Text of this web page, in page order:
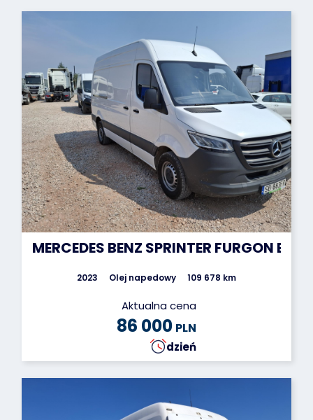
MERCEDES BENZ SPRINTER FURGON
2023 Olej napedowy 109 678 km
Aktualna cena
86 000 PLN
dzień